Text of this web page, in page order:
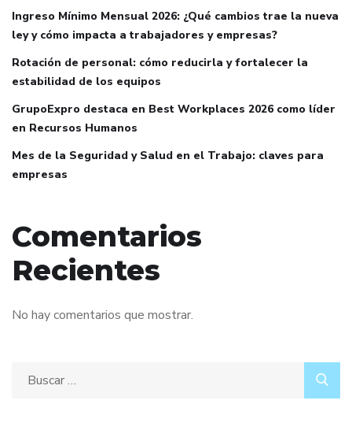
Ingreso Mínimo Mensual 2026: ¿Qué cambios trae la nueva
ley y cómo impacta a trabajadores y empresas?
Rotación de personal: cómo reducirla y fortalecer la
estabilidad de los equipos
GrupoExpro destaca en Best Workplaces 2026 como líder
en Recursos Humanos
Mes de la Seguridad y Salud en el Trabajo: claves para
empresas
Comentarios
Recientes
No hay comentarios que mostrar.